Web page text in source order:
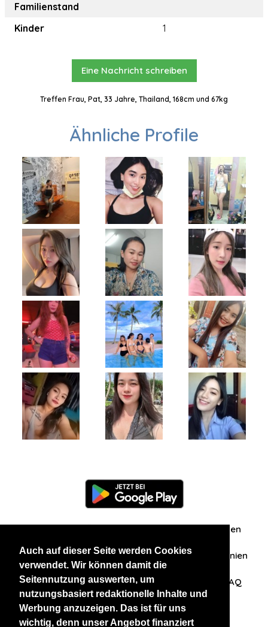
Auch auf dieser Seite werden Cookies
verwendet. Wir können damit die
Seitennutzung auswerten, um
nutzungsbasiert redaktionelle Inhalte und
Werbung anzuzeigen. Das ist für uns
wichtig, denn unser Angebot finanziert
Familienstand
Kinder
1
Eine Nachricht schreiben
Treffen Frau, Pat, 33 Jahre, Thailand, 168cm und 67kg
Ähnliche Profile
Zuschriften/Erfahrungen
Datenschutzerklärung AGB Datenschutzrichtlinien
Nehmen Sie Kontakt mit uns auf FAQ
Unsere anderen Websites